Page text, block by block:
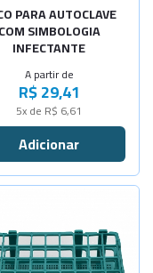
PARA AUTOCLAVE
COM SIMBOLOGIA
INFECTANTE
A partir de
R$ 29,41
5x de R$ 6,61
tu
- +